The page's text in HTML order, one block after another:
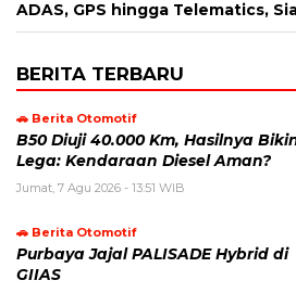
ADAS, GPS hingga Telematics,
BERITA TERBARU
🚗 Berita Otomotif
B50 Diuji 40.000 Km, Hasilnya
Lega: Kendaraan Diesel Aman?
Jumat, 7 Agu 2026 - 13:51 WIB
🚗 Berita Otomotif
Purbaya Jajal PALISADE Hybrid di
GIIAS